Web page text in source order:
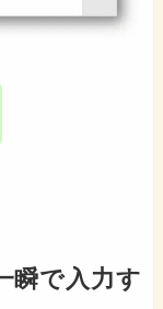
瞬で入力す